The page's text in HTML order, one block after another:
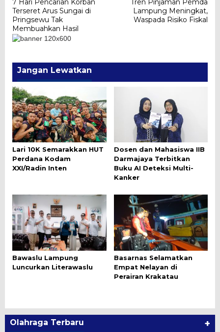
pos
7 Hari Pencarian Korban
Terseret Arus Sungai di
Pringsewu Tak
Membuahkan Hasil
Tren Pinjaman Pemda
Lampung Meningkat,
Waspada Risiko Fiskal
Jangan Lewatkan
Lari 10K Semarakkan HUT
Perdana Kodam
XXI/Radin Inten
Dosen dan Mahasiswa IIB
Darmajaya Terbitkan
Buku AI Deteksi Multi-
Kanker
Bawaslu Lampung
Luncurkan Literawaslu
Basarnas Selamatkan
Empat Nelayan di
Perairan Krakatau
Olahraga Terbaru +